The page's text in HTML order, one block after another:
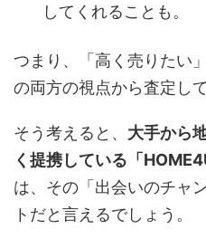
してくれることも。
つまり、「高く売りたい
の両方の視点から査定し
そう考えると、 大手から
く提携している「
は、その「出会いのチャ
トだと言えるでしょう。